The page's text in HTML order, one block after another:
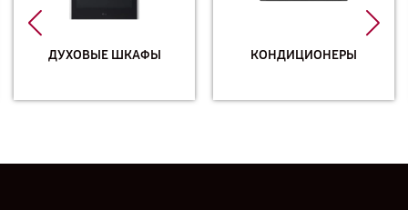
ДУХОВЫЕ ШКАФЫ КОНДИЦИОНЕРЫ